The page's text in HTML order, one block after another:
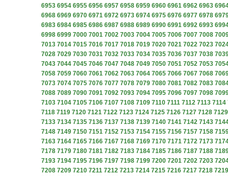
6953 6954 6955 6956 6957 6958 6959 6960 6961 6962 6963
6968 6969 6970 6971 6972 6973 6974 6975 6976 6977 6978
6983 6984 6985 6986 6987 6988 6989 6990 6991 6992 6993
6998 6999 7000 7001 7002 7003 7004 7005 7006 7007 7008
7013 7014 7015 7016 7017 7018 7019 7020 7021 7022 7023
7028 7029 7030 7031 7032 7033 7034 7035 7036 7037 7038
7043 7044 7045 7046 7047 7048 7049 7050 7051 7052 7053
7058 7059 7060 7061 7062 7063 7064 7065 7066 7067 7068
7073 7074 7075 7076 7077 7078 7079 7080 7081 7082 7083
7088 7089 7090 7091 7092 7093 7094 7095 7096 7097 7098
7103 7104 7105 7106 7107 7108 7109 7110 7111 7112 7113 7114
7118 7119 7120 7121 7122 7123 7124 7125 7126 7127 7128 7129
7133 7134 7135 7136 7137 7138 7139 7140 7141 7142 7143
7148 7149 7150 7151 7152 7153 7154 7155 7156 7157 7158
7163 7164 7165 7166 7167 7168 7169 7170 7171 7172 7173
7178 7179 7180 7181 7182 7183 7184 7185 7186 7187 7188
7193 7194 7195 7196 7197 7198 7199 7200 7201 7202 7203
7208 7209 7210 7211 7212 7213 7214 7215 7216 7217 7218 7219